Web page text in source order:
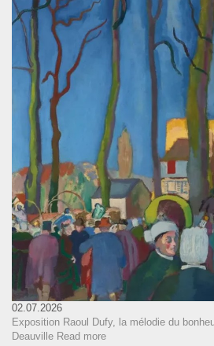
02.07.2026
Exposition Raoul Dufy, la mélodie du
Deauville Read more